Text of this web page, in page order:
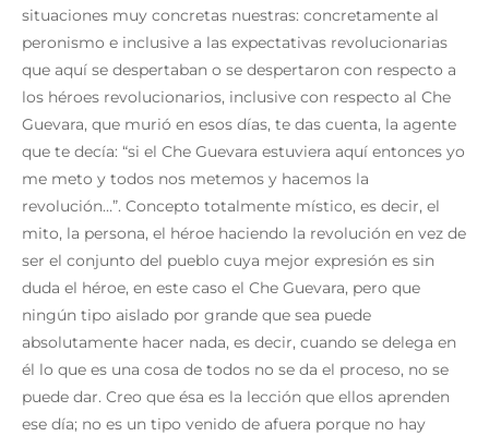
situaciones muy concretas nuestras: concretamente al
peronismo e inclusive a las expectativas revolucionarias
que aquí se despertaban o se despertaron con respecto a
los héroes revolucionarios, inclusive con respecto al Che
Guevara, que murió en esos días, te das cuenta, la agente
que te decía: “si el Che Guevara estuviera aquí entonces yo
me meto y todos nos metemos y hacemos la
revolución…”. Concepto totalmente místico, es decir, el
mito, la persona, el héroe haciendo la revolución en vez de
ser el conjunto del pueblo cuya mejor expresión es sin
duda el héroe, en este caso el Che Guevara, pero que
ningún tipo aislado por grande que sea puede
absolutamente hacer nada, es decir, cuando se delega en
él lo que es una cosa de todos no se da el proceso, no se
puede dar. Creo que ésa es la lección que ellos aprenden
ese día; no es un tipo venido de afuera porque no hay